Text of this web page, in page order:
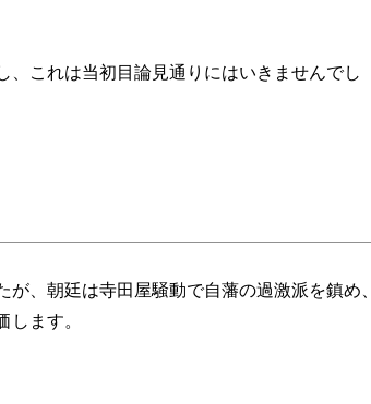
、これは当初目論見通りにはいきませんでし
、朝廷は寺田屋騒動で自藩の過激派を鎮め、
ます。